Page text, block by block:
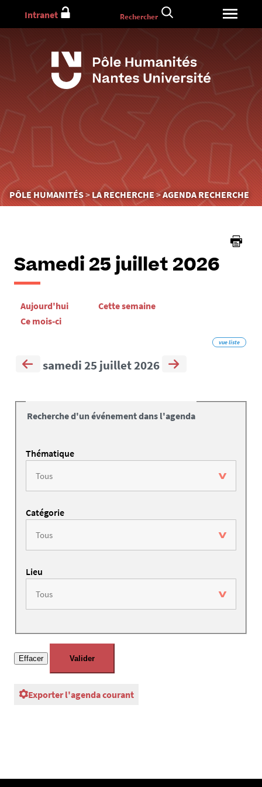
au
Vous
êtes
PÔLE HUMANITÉS LA RECHERCHE AGENDA RECHERCHE
Intranet Rechercher
Samedi 25 juillet 2026
Aujourd'hui
Cette semaine
Ce mois-ci
vue liste
samedi 25 juillet 2026
Recherche d'un événement dans l'agenda
Thématique
Catégorie
Lieu
Exporter l'agenda courant